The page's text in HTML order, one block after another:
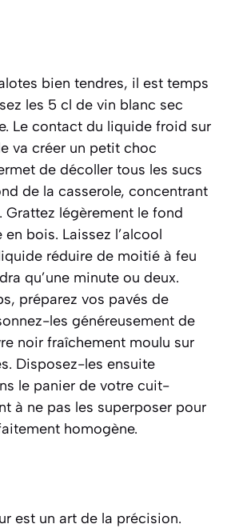
bien tendres, il est temps
les 5 cl de vin blanc sec
Le contact du liquide froid sur
va créer un petit choc
de décoller tous les sucs
de la casserole, concentrant
Grattez légèrement le fond
bois. Laissez l’alcool
réduire de moitié à feu
qu’une minute ou deux.
préparez vos pavés de
les généreusement de
noir fraîchement moulu sur
Disposez-les ensuite
le panier de votre cuit-
à ne pas les superposer pour
homogène.
est un art de la précision.